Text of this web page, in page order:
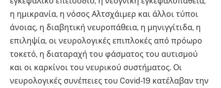
η ημικρανία, η νόσος Αλτσχάιμερ και άλλοι τύποι
άνοιας, η διαβητική νευροπάθεια, η μηνιγγίτιδα, η
επιληψία, οι νευρολογικές επιπλοκές από πρόωρο
τοκετό, η διαταραχή του φάσματος του αυτισμού
και οι καρκίνοι του νευρικού συστήματος. Οι
νευρολογικές συνέπειες του Covid-19 κατέλαβαν την